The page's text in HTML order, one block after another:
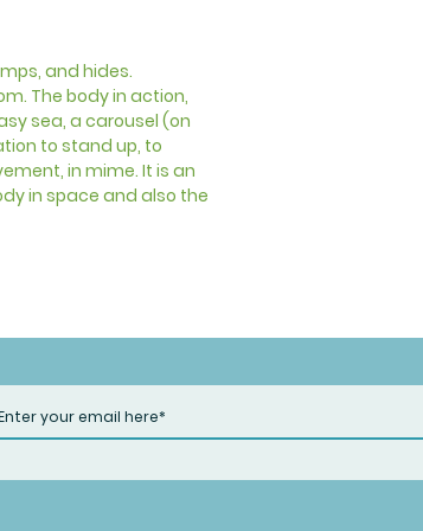
and hides.
The body in action,
sea, a carousel (on
to stand up, to
in mime. It is an
in space and also the